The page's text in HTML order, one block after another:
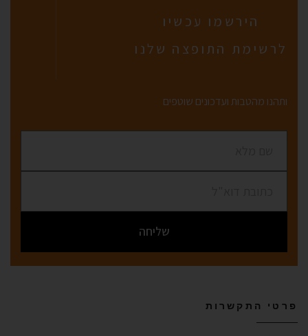
הירשמו עכשיו
לרשימת התופצה שלנו
ותהנו מהטבות ועדכונים שוטפים
שליחה
פרטי התקשרות